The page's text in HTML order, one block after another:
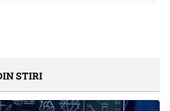
STIRI